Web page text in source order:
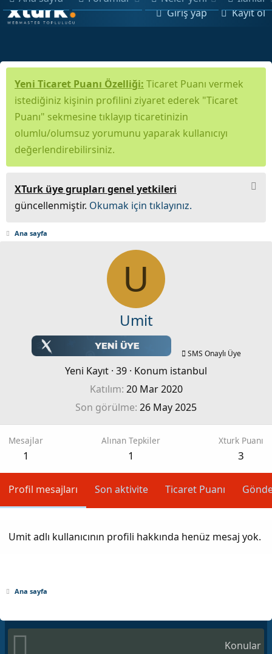
Giriş yap Kayıt ol
Yeni Ticaret Puanı Özelliği: Ticaret Puanı vermek
istediğiniz kişinin profilini ziyaret ederek "Ticaret
Puanı" sekmesine tıklayıp ticaretinizin
olumlu/olumsuz yorumunu yaparak kullanıcıyı
değerlendirebilirsiniz.
XTurk üye grupları genel yetkileri
güncellenmiştir. Okumak için tıklayınız.
Ana sayfa
U
Umit
SMS Onaylı Üye
Yeni Kayıt · 39 · Konum istanbul
Katılım 20 Mar 2020
Son görülme 26 May 2025
Mesajlar
1
Alınan Tepkiler
1
Xturk Puanı
3
Profil mesajları Son aktivite Ticaret Puanı
Umit adlı kullanıcının profili hakkında henüz mesaj yok.
Ana sayfa
Konular